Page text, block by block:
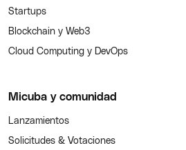
Startups
Blockchain y Web3
Cloud Computing y DevOps
Micuba y comunidad
Lanzamientos
Solicitudes & Votaciones